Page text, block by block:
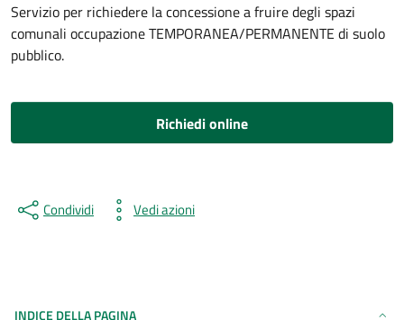
Servizio per richiedere la concessione a fruire degli spazi
comunali occupazione TEMPORANEA/PERMANENTE di suolo
pubblico.
Richiedi online
Condividi Vedi azioni
INDICE DELLA PAGINA